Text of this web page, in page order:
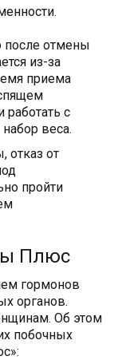
отмены
из-за
приема
работать с
веса.
отказ от
пройти
Плюс
гормонов
органов.
Об этом
побочных